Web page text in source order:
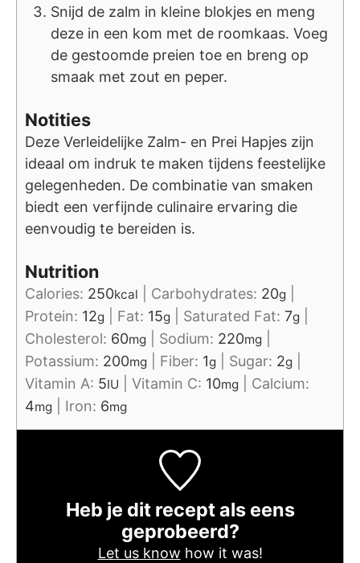
Snijd de zalm in kleine blokjes en meng
deze in een kom met de roomkaas. Voeg
de gestoomde preien toe en breng op
smaak met zout en peper.
Notities
Deze Verleidelijke Zalm- en Prei Hapjes zijn
ideaal om indruk te maken tijdens feestelijke
gelegenheden. De combinatie van smaken
biedt een verfijnde culinaire ervaring die
eenvoudig te bereiden is.
Nutrition
Calories: 250kcal Carbohydrates: 20g
Protein: 12g Fat: 15g Saturated Fat: 7g
Cholesterol: 60mg Sodium: 220mg
Potassium: 200mg Fiber: 1g Sugar: 2g
Vitamin A: 5IU Vitamin C: 10mg
Calcium:
4mg Iron: 6mg
Heb je dit recept als eens
geprobeerd?
Let us know how it was!